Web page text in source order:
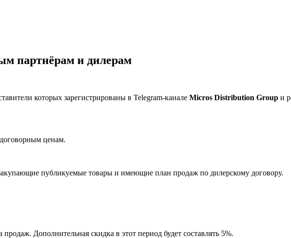
партнёрам и дилерам
которых зарегистрированы в Telegram-канале Micros Distribution Group и
ценам.
публикуемые товары и имеющие план продаж по дилерскому договору.
Дополнительная скидка в этот период будет составлять 5%.